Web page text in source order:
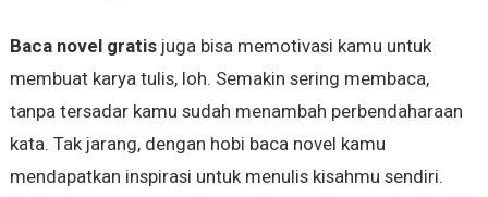
Baca novel gratisjuga bisa memotivasi kamu untuk
membuat karya tulis, loh. Semakin sering membaca,
tanpa tersadar kamu sudah menambah perbendaharaan
kata. Tak jarang, dengan hobi baca novel kamu
mendapatkan inspirasi untuk menulis kisahmu sendiri.